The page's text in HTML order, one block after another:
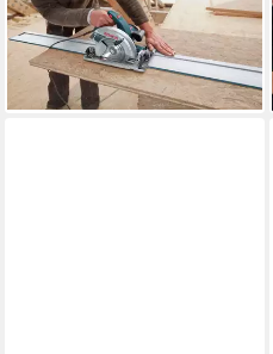
305,90 €
in 2-3 Werktagen bei dir